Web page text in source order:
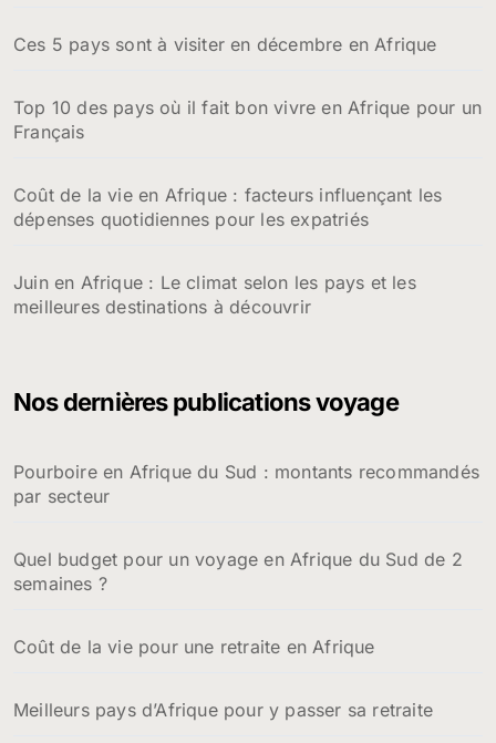
Ces 5 pays sont à visiter en décembre en Afrique
Top 10 des pays où il fait bon vivre en Afrique pour un
Français
Coût de la vie en Afrique : facteurs influençant les
dépenses quotidiennes pour les expatriés
Juin en Afrique : Le climat selon les pays et les
meilleures destinations à découvrir
Nos dernières publications voyage
Pourboire en Afrique du Sud : montants recommandés
par secteur
Quel budget pour un voyage en Afrique du Sud de 2
semaines ?
Coût de la vie pour une retraite en Afrique
Meilleurs pays d’Afrique pour y passer sa retraite